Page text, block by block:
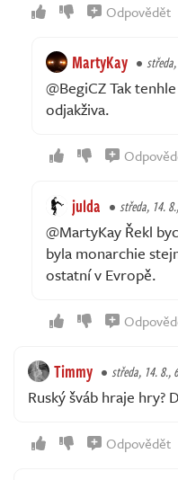
Odpovědět
MartyKay
@BegiCZ Tak
odjakživa.
julda středa, 14.
@MartyKay Řekl
byla monarchie
ostatní v Evropě.
Timmy středa, 14. 8.,
Ruský šváb hraje hry?
Odpovědět